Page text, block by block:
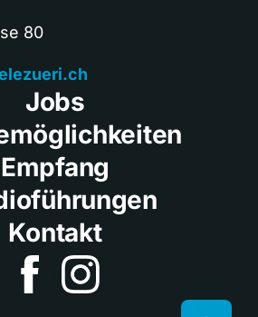
80
Jobs
Empfang
Kontakt